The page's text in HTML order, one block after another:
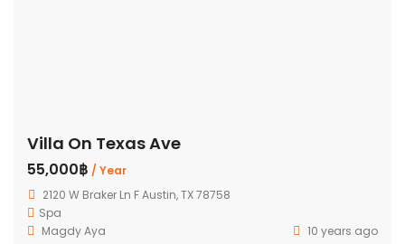
Villa On Texas Ave
55,000฿ / Year
2120 W Braker Ln F Austin, TX 78758
Spa
Magdy Aya
10 years ago